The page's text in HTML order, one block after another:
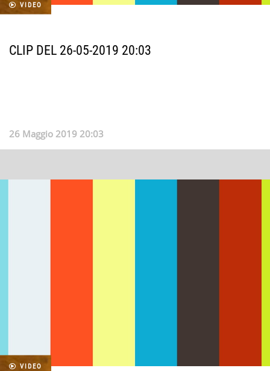
VIDEO
CLIP DEL 26-05-2019 20:03
26 Maggio 2019 20:03
VIDEO